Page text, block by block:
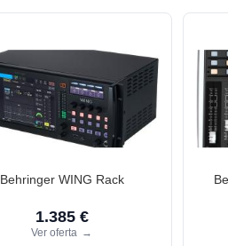
Behringer WING Rack
1.385 €
Ver oferta →